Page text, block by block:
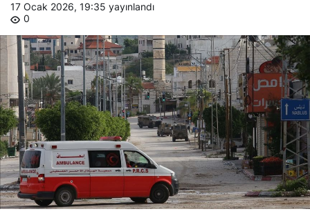
17 Ocak 2026, 19:35 yayınlandı
0